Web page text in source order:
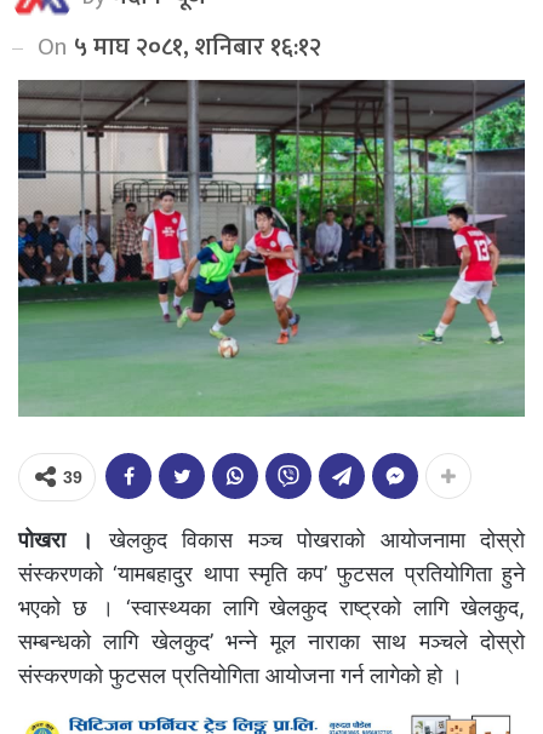
On ५ माघ २०८१, शनिबार १६:१२
39
पोखरा ।
खेलकुद विकास मञ्च पोखराको आयोजनामा दोस्रो
संस्करणको ‘यामबहादुर थापा स्मृति कप’ फुटसल प्रतियोगिता हुने
भएको छ । ‘स्वास्थ्यका लागि खेलकुद राष्ट्रको लागि खेलकुद,
सम्बन्धको लागि खेलकुद’ भन्ने मूल नाराका साथ मञ्चले दोस्रो
संस्करणको फुटसल प्रतियोगिता आयोजना गर्न लागेको हो ।